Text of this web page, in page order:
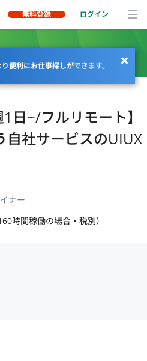
無料登録 ログイン
便利にお仕事探しができます。
日~/フルリモート】
自社サービスのUIUX
ナー
時間稼働の場合・税別）